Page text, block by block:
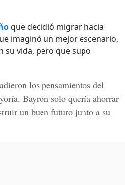
que decidió migrar hacia
imaginó un mejor escenario,
su vida, pero que supo
los pensamientos del
Bayron solo quería ahorrar
un buen futuro junto a su